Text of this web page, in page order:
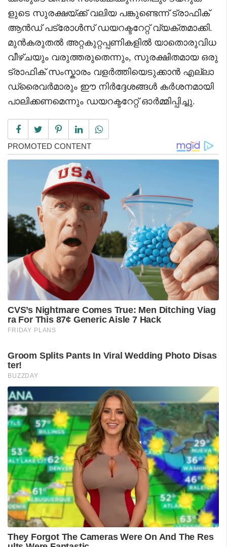
ളുടെ സുരക്ഷയ്ക്ക് വലിയ പങ്കുണ്ടെന്ന് ട്രാഫിക്
ആൻഡ് പട്രോൾസ് ഡയറക്ടറേറ്റ് വ്യക്തമാക്കി.
മുൻകരുതൽ അറ്റകുറ്റപ്പണികളിൽ യാതൊരുവിധ
വീഴ്ചയും വരുത്തരുതെന്നും, സുരക്ഷിതമായ ഒരു
ട്രാഫിക് സംസ്കാരം വളർത്തിയെടുക്കാൻ എല്ലാ
ഡ്രൈവർമാരും ഈ നിർദ്ദേശങ്ങൾ കർശനമായി
പാലിക്കണമെന്നും ഡയറക്ടറേറ്റ് ഓർമ്മിപ്പിച്ചു.